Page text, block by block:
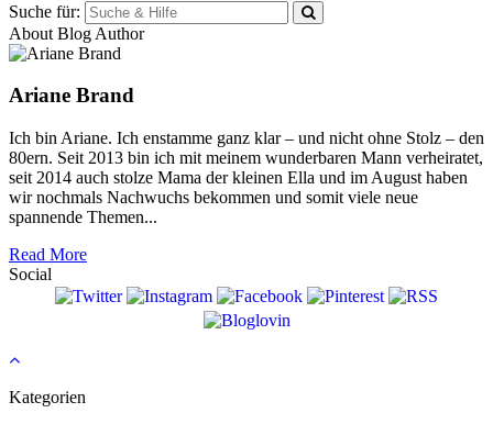
Suche für:
About Blog Author
Ariane Brand
Ich bin Ariane. Ich enstamme ganz klar – und nicht ohne Stolz – den
80ern. Seit 2013 bin ich mit meinem wunderbaren Mann verheiratet,
seit 2014 auch stolze Mama der kleinen Ella und im August haben
wir nochmals Nachwuchs bekommen und somit viele neue
spannende Themen...
Read More
Social
Kategorien